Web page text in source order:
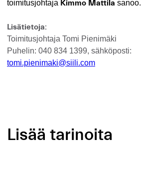
toimitusjohtaja Kimmo Mattila sanoo.
Lisätietoja:
Toimitusjohtaja Tomi Pienimäki
Puhelin: 040 834 1399, sähköposti:
tomi.pienimaki@siili.com
Lisää tarinoita